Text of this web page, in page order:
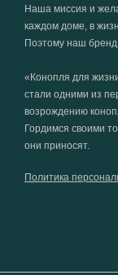
Наша миссия и
каждом доме, в
Поэтому наш
«Конопля для
стали одними из
возрождению
Гордимся своими
они приносят.
Политика